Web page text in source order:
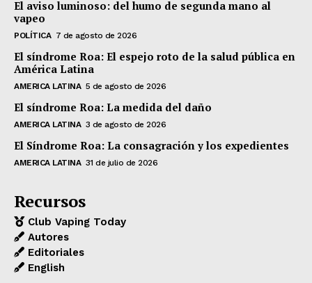
El aviso luminoso: del humo de segunda mano al
vapeo
POLÍTICA 7 de agosto de 2026
El síndrome Roa: El espejo roto de la salud pública en
América Latina
AMERICA LATINA 5 de agosto de 2026
El síndrome Roa: La medida del daño
AMERICA LATINA 3 de agosto de 2026
El Síndrome Roa: La consagración y los expedientes
AMERICA LATINA 31 de julio de 2026
Recursos
Club Vaping Today
Autores
Editoriales
English